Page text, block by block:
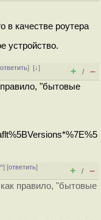
в качестве роутера
устройство.
ответить][↓]
+ / –
правило, "бытовые
] [ответить]
+ / –
правило, "бытовые